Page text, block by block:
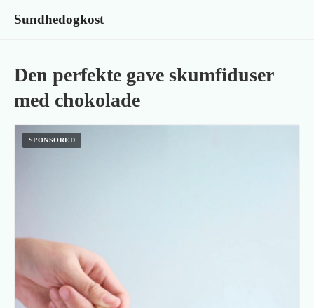
Sundhedogkost
Den perfekte gave skumfiduser
med chokolade